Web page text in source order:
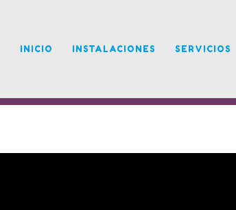
INICIO INSTALACIONES SERVICIOS